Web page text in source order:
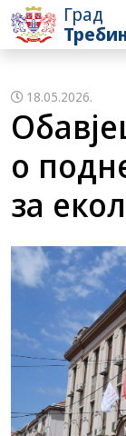
Град
18.05.2026.
о
за